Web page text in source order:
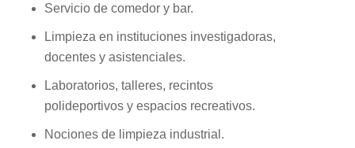
Servicio de comedor y bar.
Limpieza en instituciones investigadoras,
docentes y asistenciales.
Laboratorios, talleres, recintos
polideportivos y espacios recreativos.
Nociones de limpieza industrial.